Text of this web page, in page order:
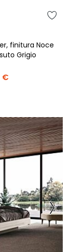
finitura Noce
Grigio
€